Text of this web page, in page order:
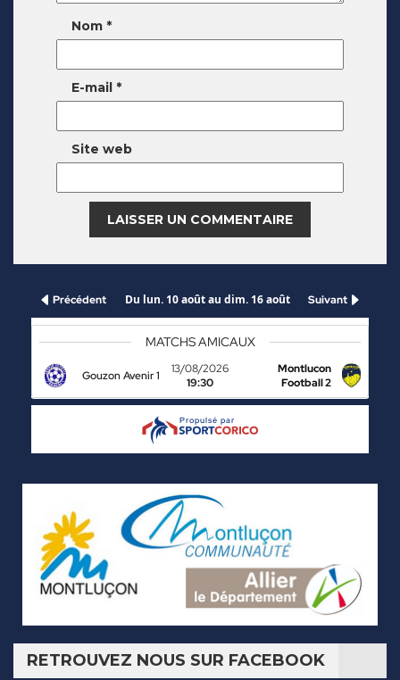
Nom *
E-mail *
Site web
RETROUVEZ NOUS SUR FACEBOOK